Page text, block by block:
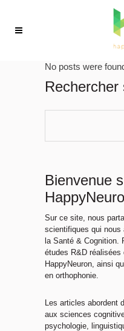
No posts were
Rechercher
Bienvenue
Sur ce site, nous
scientifiques qui nous
la Santé & Cognition.
études R&D réalisées
HappyNeuron, ainsi
en orthophonie.
Les articles abordent
aux sciences
psychologie,